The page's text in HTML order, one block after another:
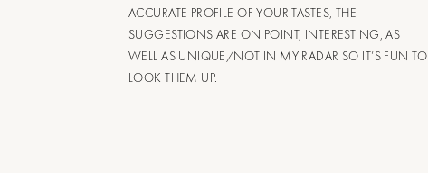
ACCURATE PROFILE OF YOUR TASTES, THE
SUGGESTIONS ARE ON POINT, INTERESTING, AS
WELL AS UNIQUE/NOT IN MY RADAR SO IT’S FUN TO
LOOK THEM UP.